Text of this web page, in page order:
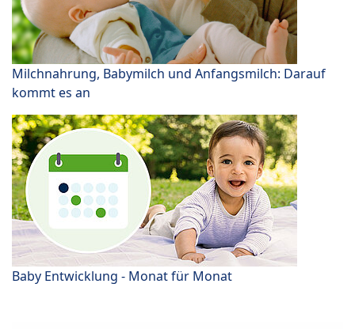
Milchnahrung, Babymilch und Anfangsmilch: Darauf
kommt es an
Baby Entwicklung - Monat für Monat